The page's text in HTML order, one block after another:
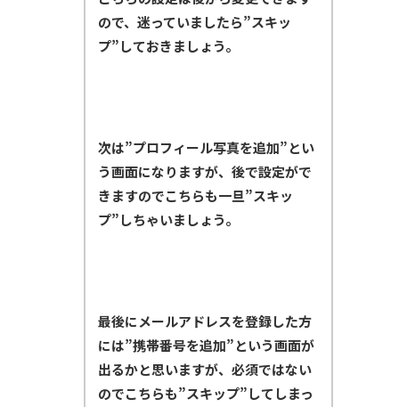
ので、迷っていましたら”スキッ
プ”しておきましょう。
次は”プロフィール写真を追加”とい
う画面になりますが、後で設定がで
きますのでこちらも一旦”スキッ
プ”しちゃいましょう。
最後にメールアドレスを登録した方
には”携帯番号を追加”という画面が
出るかと思いますが、必須ではない
のでこちらも”スキップ”してしまっ